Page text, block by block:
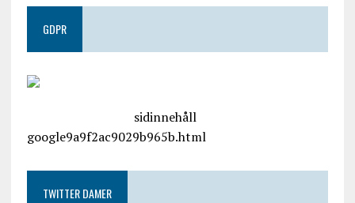
GDPR
sidinnehåll
google9a9f2ac9029b965b.html
TWITTER DAMER